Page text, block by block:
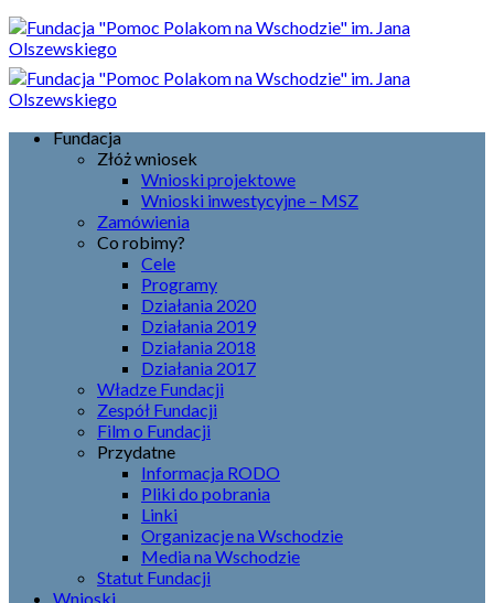
Fundacja
Złóż wniosek
Wnioski projektowe
Wnioski inwestycyjne – MSZ
Zamówienia
Co robimy?
Cele
Programy
Działania 2020
Działania 2019
Działania 2018
Działania 2017
Władze Fundacji
Zespół Fundacji
Film o Fundacji
Przydatne
Informacja RODO
Pliki do pobrania
Linki
Organizacje na Wschodzie
Media na Wschodzie
Statut Fundacji
Wnioski